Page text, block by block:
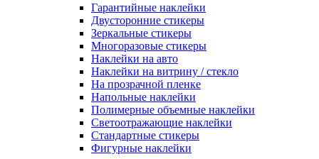
Гарантийные наклейки
Двусторонние стикеры
Зеркальные стикеры
Многоразовые стикеры
Наклейки на авто
Наклейки на витрину / стекло
На прозрачной пленке
Напольные наклейки
Полимерные объемные наклейки
Светоотражающие наклейки
Стандартные стикеры
Фигурные наклейки